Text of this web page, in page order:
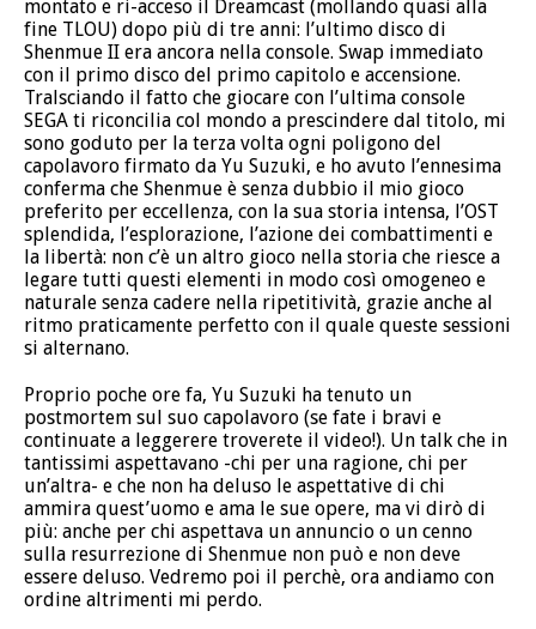
montato e ri-acceso il Dreamcast (mollando quasi alla
fine TLOU) dopo più di tre anni: l’ultimo disco di
Shenmue II era ancora nella console. Swap immediato
con il primo disco del primo capitolo e accensione.
Tralsciando il fatto che giocare con l’ultima console
SEGA ti riconcilia col mondo a prescindere dal titolo, mi
sono goduto per la terza volta ogni poligono del
capolavoro firmato da Yu Suzuki, e ho avuto l’ennesima
conferma che Shenmue è senza dubbio il mio gioco
preferito per eccellenza, con la sua storia intensa, l’OST
splendida, l’esplorazione, l’azione dei combattimenti e
la libertà: non c’è un altro gioco nella storia che riesce a
legare tutti questi elementi in modo così omogeneo e
naturale senza cadere nella ripetitività, grazie anche al
ritmo praticamente perfetto con il quale queste sessioni
si alternano.
Proprio poche ore fa, Yu Suzuki ha tenuto un
postmortem sul suo capolavoro (se fate i bravi e
continuate a leggerere troverete il video!). Un talk che in
tantissimi aspettavano -chi per una ragione, chi per
un’altra- e che non ha deluso le aspettative di chi
ammira quest’uomo e ama le sue opere, ma vi dirò di
più: anche per chi aspettava un annuncio o un cenno
sulla resurrezione di Shenmue non può e non deve
essere deluso. Vedremo poi il perchè, ora andiamo con
ordine altrimenti mi perdo.